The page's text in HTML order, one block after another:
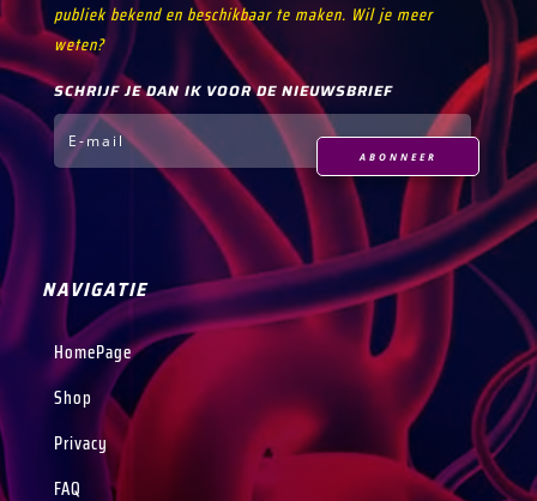
publiek bekend en beschikbaar te maken. Wil je meer
weten?
SCHRIJF JE DAN IK VOOR DE NIEUWSBRIEF
ABONNEER
NAVIGATIE
HomePage
Shop
Privacy
FAQ